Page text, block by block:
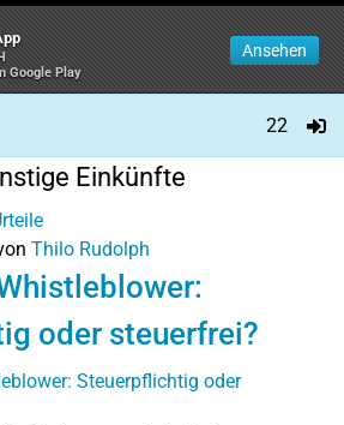
Google Play
Ansehen
22
Einkünfte
Thilo Rudolph
oder steuerfrei?